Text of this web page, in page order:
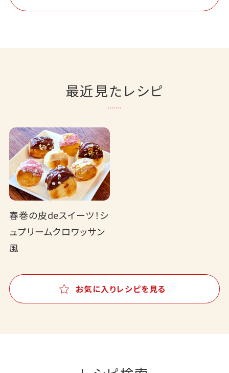
最近見たレシピ
春巻の皮deスイーツ！シ
ュプリームクロワッサン
風
お気に入りレシピを見る